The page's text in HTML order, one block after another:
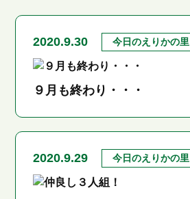
2020.9.30 今日のえりかの里
９月も終わり・・・
2020.9.29 今日のえりかの里